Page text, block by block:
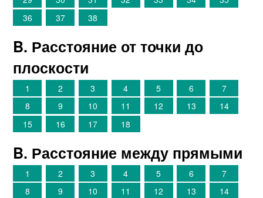
36
37 38
B. Расстояние от точки до
плоскости
1 2 3 4 5 6
7
8
9 10 11 12 13
14
15
16 17 18
B. Расстояние между прямыми
1 2 3 4 5 6
7
8
9 10 11 12 13
14